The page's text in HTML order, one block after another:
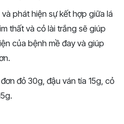
phát hiện sự kết hợp giữa lá
thất và cỏ lài trắng sẽ giúp
của bệnh mề đay và giúp
đỏ 30g, đậu ván tía 15g, cỏ